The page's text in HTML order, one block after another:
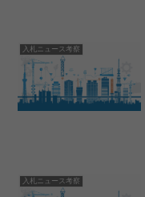
入札ニュース考察
入札ニュース考察